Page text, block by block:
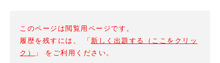
このページは閲覧用ページです。
履歴を残すには、 「 新しく出題する（ここをクリッ
ク）
」 をご利用ください。